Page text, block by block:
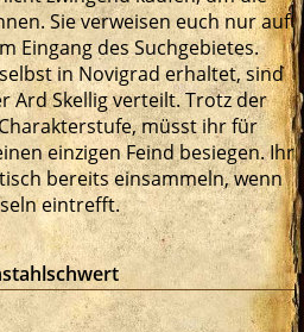
Sie verweisen euch nur auf
Eingang des Suchgebietes.
in Novigrad erhaltet, sind
Ard Skellig verteilt. Trotz der
müsst ihr für
einzigen Feind besiegen. Ihr
bereits einsammeln, wenn
eintrefft.